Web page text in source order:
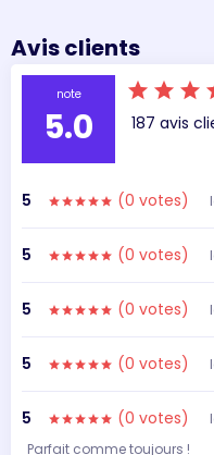
Avis clients
note
5.0
star star star
187 avis
5 starstarstarstarstar (0 votes)
5 starstarstarstarstar (0 votes)
5 starstarstarstarstar (0 votes)
5 starstarstarstarstar (0 votes)
5 starstarstarstarstar (0 votes)
Parfait comme toujours !